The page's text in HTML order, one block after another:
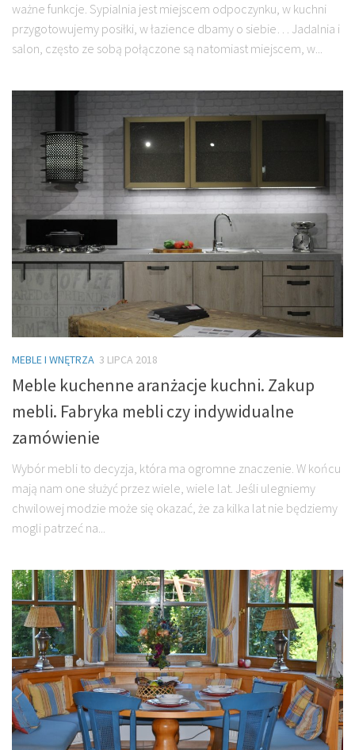
ważne funkcje. Sypialnia jest miejscem odpoczynku, w kuchni
przygotowujemy posiłki, w łazience dbamy o siebie… Jadalnia i
salon, często ze sobą połączone są natomiast miejscem, w...
MEBLE I WNĘTRZA 3 LIPCA 2018
Meble kuchenne aranżacje kuchni. Zakup
mebli. Fabryka mebli czy indywidualne
zamówienie
Wybór mebli to decyzja, która ma ogromne znaczenie. W końcu
mają nam one służyć przez wiele, wiele lat. Jeśli ulegniemy
chwilowej modzie może się okazać, że za kilka lat nie będziemy
mogli patrzeć na...